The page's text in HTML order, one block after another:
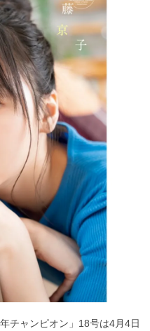
チャンピオン」18号は4月4日